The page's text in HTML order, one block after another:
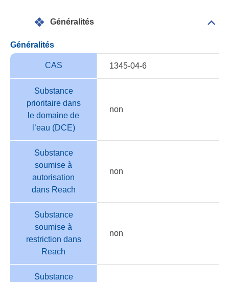
Généralités
Généralités
CAS 1345-04-6
Substance
prioritaire dans
le domaine de
l’eau (DCE)
non
Substance
soumise à
autorisation
dans Reach
non
Substance
soumise à
restriction dans
Reach
non
Substance